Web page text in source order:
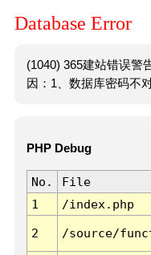
Database Error
(1040) 365建站错误警
因：1、数据库密码不
PHP Debug
No. File
1
/index.php
2 /source/